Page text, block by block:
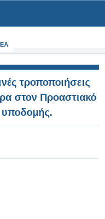
τροποποιήσεις
στον Προαστιακό